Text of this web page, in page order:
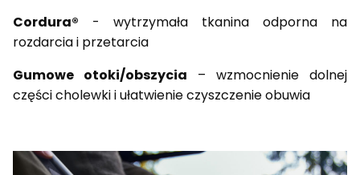
Cordura® - wytrzymała tkanina odporna na
rozdarcia i przetarcia
Gumowe otoki/obszycia – wzmocnienie dolnej
części cholewki i ułatwienie czyszczenie obuwia